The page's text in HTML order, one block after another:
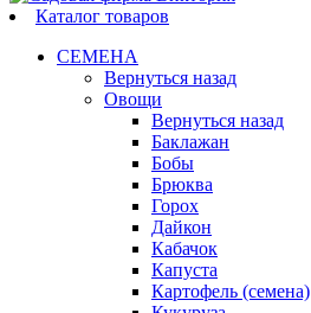
Каталог товаров
СЕМЕНА
Вернуться назад
Овощи
Вернуться назад
Баклажан
Бобы
Брюква
Горох
Дайкон
Кабачок
Капуста
Картофель (семена)